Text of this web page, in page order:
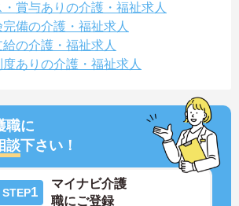
賞与ありの介護・福祉求人
備の介護・福祉求人
の介護・福祉求人
ありの介護・福祉求人
職に
談下さい！
STEP1
マイナビ介護
職にご登録